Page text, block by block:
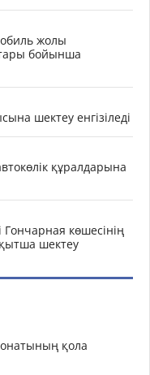
жолы
бойынша
шектеу енгізіледі
құралдарына
көшесінің
шектеу
қола